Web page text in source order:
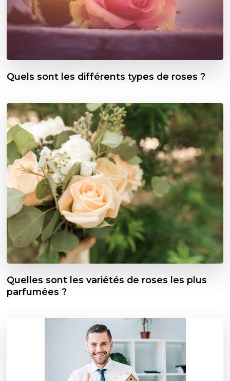
Quels sont les différents types de roses ?
Quelles sont les variétés de roses les plus
parfumées ?